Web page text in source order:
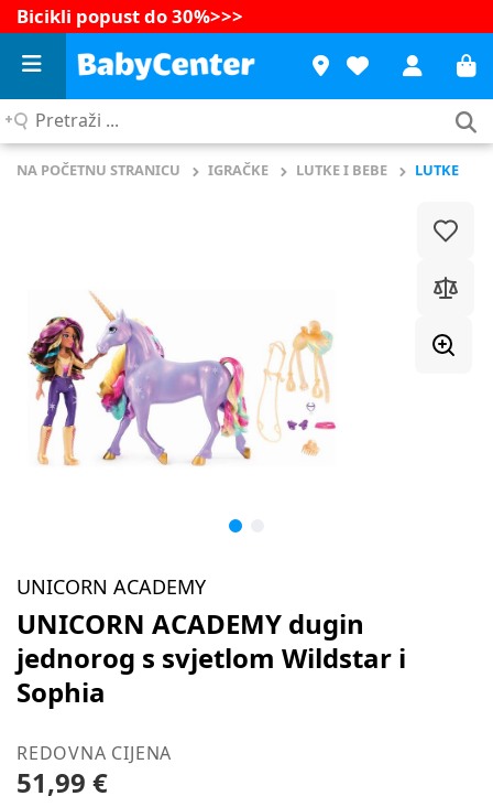
Bicikli popust do 30%>>>
Pretraži
NA POČETNU STRANICU IGRAČKE LUTKE I BEBE LUTKE
UNICORN ACADEMY
UNICORN ACADEMY dugin
jednorog s svjetlom Wildstar i
Sophia
REDOVNA CIJENA
51,99 €